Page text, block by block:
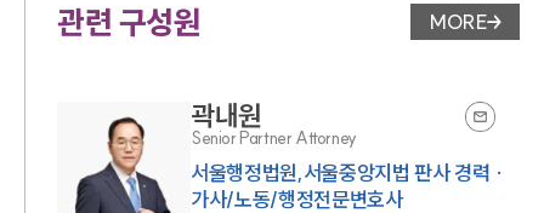
관련 구성원 변호사 페
MORE
곽내원
Senior Partner Attorney
서울행정법원,서울중앙지법 판사 경력 ·
가사/노동/행정전문변호사